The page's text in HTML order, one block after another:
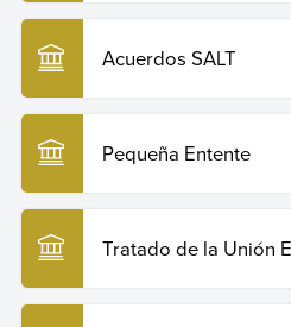
Acuerdos SALT
Pequeña Entente
Tratado de la Unión